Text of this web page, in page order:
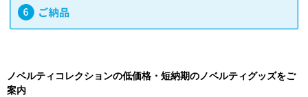
ノベルティコレクションの低価格・短納期のノベルティグッズをご
案内